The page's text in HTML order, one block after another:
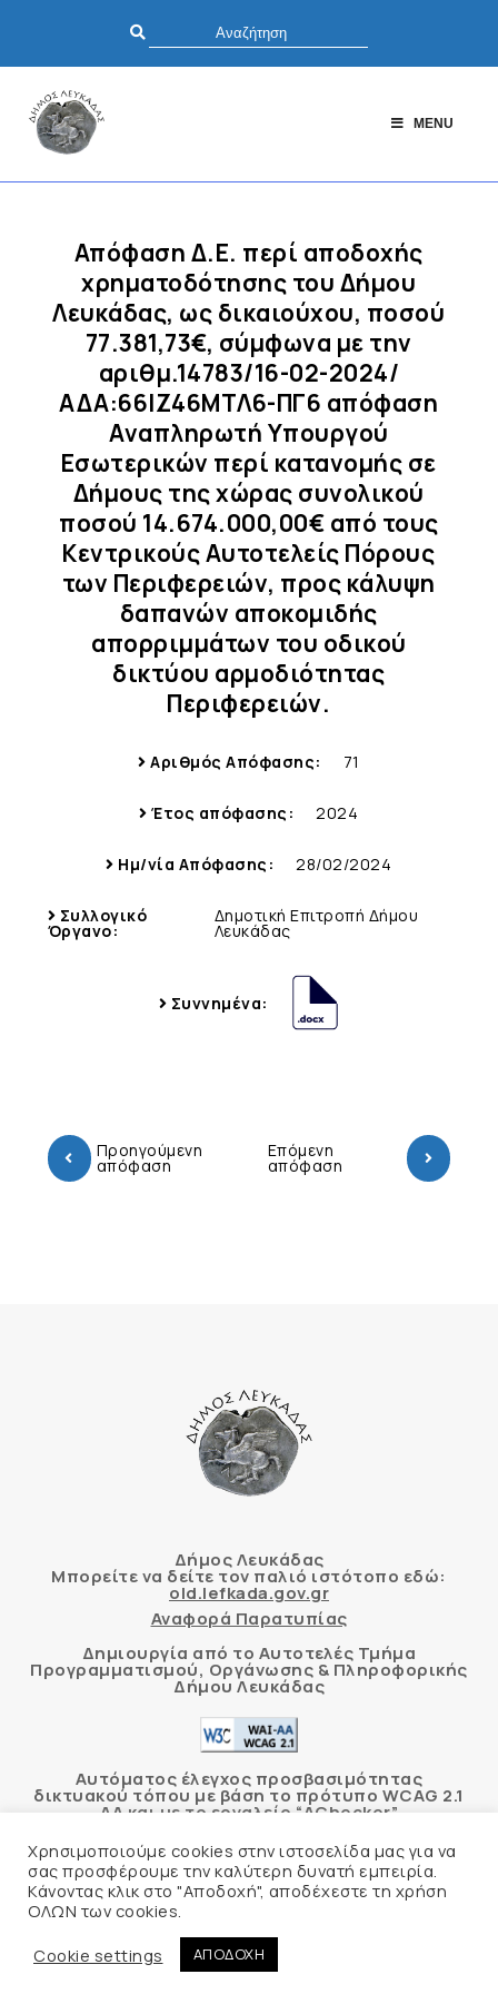
MENU
Απόφαση Δ.Ε. περί αποδοχής
χρηματοδότησης του Δήμου
Λευκάδας, ως δικαιούχου, ποσού
77.381,73€, σύμφωνα με την
αριθμ.14783/16-02-2024/
ΑΔΑ:66ΙΖ46ΜΤΛ6-ΠΓ6 απόφαση
Αναπληρωτή Υπουργού
Εσωτερικών περί κατανομής σε
Δήμους της χώρας συνολικού
ποσού 14.674.000,00€ από τους
Κεντρικούς Αυτοτελείς Πόρους
των Περιφερειών, προς κάλυψη
δαπανών αποκομιδής
απορριμμάτων του οδικού
δικτύου αρμοδιότητας
Περιφερειών.
Αριθμός Απόφασης: 71
Έτος απόφασης: 2024
Ημ/νία Απόφασης: 28/02/2024
Συλλογικό
Όργανο:
Δημοτική Επιτροπή Δήμου
Λευκάδας
Συννημένα:
Προηγούμενη
απόφαση
Επόμενη
απόφαση
Δήμος Λευκάδας
Μπορείτε να δείτε τον παλιό ιστότοπο εδώ:
old.lefkada.gov.gr
Αναφορά Παρατυπίας
Δημιουργία από το Αυτοτελές Τμήμα
Προγραμματισμού, Οργάνωσης & Πληροφορικής
Δήμου Λευκάδας
Αυτόματος έλεγχος προσβασιμότητας
δικτυακού τόπου με βάση το πρότυπο WCAG 2.1
AA και με το εργαλείο “AChecker”
Δήλωση Προσβασιμότητας
© 2026 Δήμος Λευκάδας –
Προσωπικών Δεδομένων
Φιλοξενία Ιστοσελίδας
Χρησιμοποιούμε cookies στην ιστοσελίδα μας για να
σας προσφέρουμε την καλύτερη δυνατή εμπειρία.
Κάνοντας κλικ στο "Αποδοχή", αποδέχεστε τη χρήση
ΟΛΩΝ των cookies.
Cookie settings
ΑΠΟΔΟΧΗ